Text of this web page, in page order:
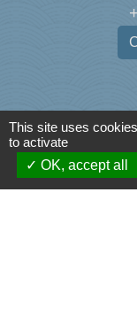
This site uses
to activate
OK, accept all